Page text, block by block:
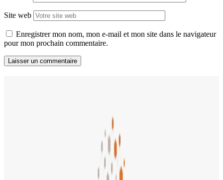
Site web
Enregistrer mon nom, mon e-mail et mon site dans le navigateur
pour mon prochain commentaire.